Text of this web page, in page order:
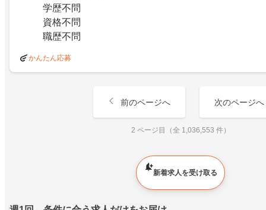
学歴不問
資格不問
職歴不問
かんたん応募
前のページへ 次のページへ
2 ページ目（全 1,036,553 件）
新着求人を受け取る